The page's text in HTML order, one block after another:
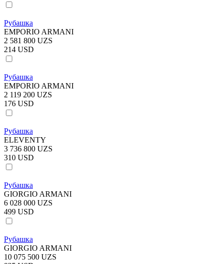
Рубашка
EMPORIO ARMANI
2 581 800 UZS
214 USD
Рубашка
EMPORIO ARMANI
2 119 200 UZS
176 USD
Рубашка
ELEVENTY
3 736 800 UZS
310 USD
Рубашка
GIORGIO ARMANI
6 028 000 UZS
499 USD
Рубашка
GIORGIO ARMANI
10 075 500 UZS